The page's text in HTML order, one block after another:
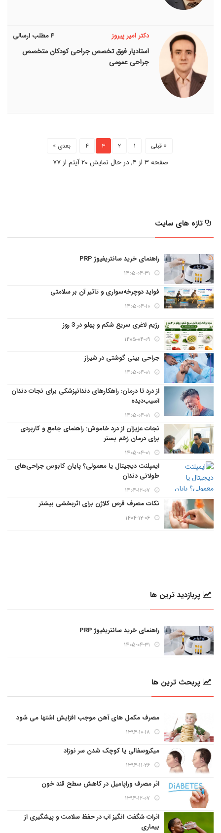
دکتر امیر پیروز ۴ مطلب ارسالی
استاديار فوق تخصص جراحی کودکان متخصص
جراحی عمومی
« قبلی ۱ ۲ ۳ ۴ بعدی »
صفحه ۳ از ۴, در حال نمایش ۲۰ آیتم از ۷۷
تازه های سایت
راهنمای خرید سانتریفیوژ PRP
۱۴۰۵-۰۴-۳۱
فواید دوچرخه‌سواری و تاثیر آن بر سلامتی
۱۴۰۵-۰۴-۱۰
رژیم لاغری سریع شکم و پهلو در 3 روز
۱۴۰۵-۰۴-۰۹
جراحی بینی گوشتی در شیراز
۱۴۰۵-۰۴-۰۱
از درد تا درمان: راهکارهای دندانپزشکی برای نجات دندان
آسیب‌دیده
۱۴۰۵-۰۴-۰۱
نجات عزیزان از درد خاموش: راهنمای جامع و کاربردی
برای درمان زخم بستر
۱۴۰۵-۰۴-۰۱
ایمپلنت دیجیتال یا معمولی؟ پایان کابوس جراحی‌های
طولانی دندان
۱۴۰۴-۱۲-۰۷
نکات مصرف قرص کلاژن برای اثربخشی بیشتر
۱۴۰۴-۱۲-۰۶
پربازدید ترین ها
راهنمای خرید سانتریفیوژ PRP
۱۴۰۵-۰۴-۳۱
پربحث ترین ها
مصرف مکمل های آهن موجب افزایش اشتها می شود
۱۳۹۴-۱۰-۱۸
میکروسفالی یا کوچک شدن سر نوزاد
۱۳۹۴-۱۱-۲۶
اثر مصرف وراپامیل در کاهش سطح قند خون
۱۳۹۴-۱۲-۰۷
اثرات شگفت انگیز آب در حفظ سلامت و پیشگیری از
بیماری